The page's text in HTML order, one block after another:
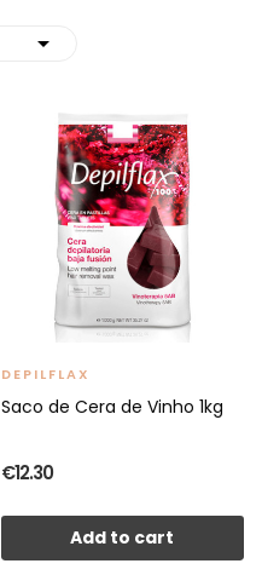

DEPILFLAX
Saco de Cera de Vinho 1kg
€12.30
Add to cart